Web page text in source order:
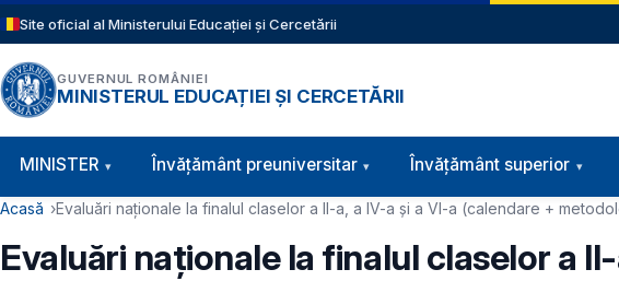
Sari la conținutul principal
Site oficial al Ministerului Educației și Cercetării
GUVERNUL ROMÂNIEI
MINISTERUL EDUCAȚIEI ȘI CERCETĂRII
Navigație principală
MINISTER Învăţământ preuniversitar Învățământ superior
Cale de navigare
Acasă Evaluări naționale la finalul claselor a II-a, a IV-a și a VI-a (calendare +
Evaluări naționale la finalul claselor a